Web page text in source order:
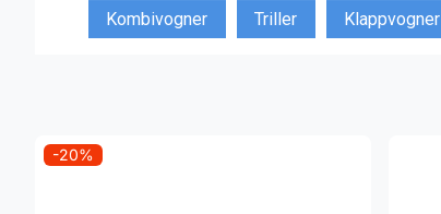
Kombivogner Triller Klappvogner
-20%